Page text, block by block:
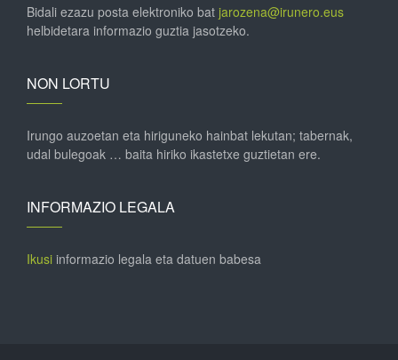
Bidali ezazu posta elektroniko bat jarozena@irunero.eus
helbidetara informazio guztia jasotzeko.
NON LORTU
Irungo auzoetan eta hiriguneko hainbat lekutan; tabernak,
udal bulegoak … baita hiriko ikastetxe guztietan ere.
INFORMAZIO LEGALA
Ikusi informazio legala eta datuen babesa